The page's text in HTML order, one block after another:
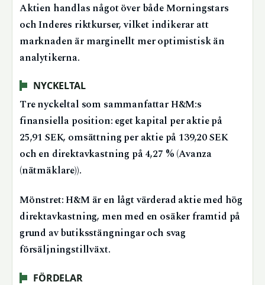
Aktien handlas något över både Morningstars
och Inderes riktkurser, vilket indikerar att
marknaden är marginellt mer optimistisk än
analytikerna.
NYCKELTAL
Tre nyckeltal som sammanfattar H&M:s
finansiella position: eget kapital per aktie på
25,91 SEK, omsättning per aktie på 139,20 SEK
och en direktavkastning på 4,27 % (Avanza
(nätmäklare)).
Mönstret: H&M är en lågt värderad aktie med hög
direktavkastning, men med en osäker framtid på
grund av butiksstängningar och svag
försäljningstillväxt.
FÖRDELAR